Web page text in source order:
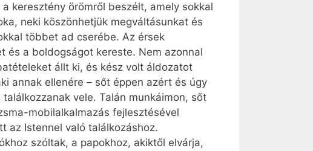
keresztény örömről beszélt, amely sokkal
neki köszönhetjük megváltásunkat és
többet ad cserébe. Az érsek
és a boldogságot kereste. Nem azonnal
állt ki, és kész volt áldozatot
annak ellenére – sőt éppen azért és úgy
vele. Talán munkáimon, sőt
mobilalkalmazás fejlesztésével
az Istennel való találkozáshoz.
szóltak, a papokhoz, akiktől elvárja,